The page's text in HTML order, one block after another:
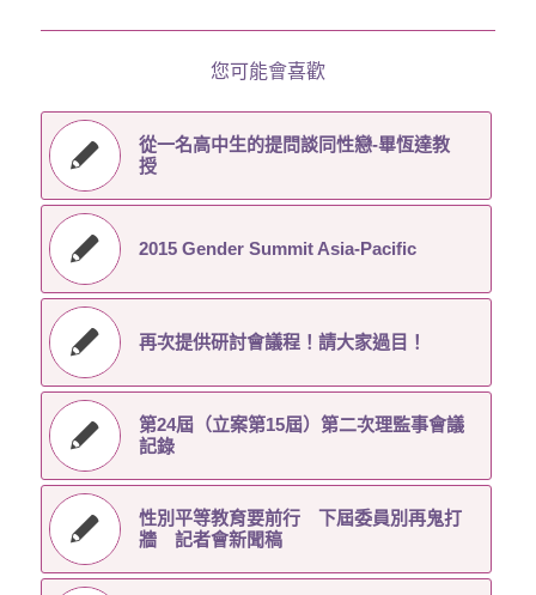
您可能會喜歡
從一名高中生的提問談同性戀-畢恆達教
授
2015 Gender Summit Asia-Pacific
再次提供研討會議程！請大家過目！
第24屆（立案第15屆）第二次理監事會議
記錄
性別平等教育要前行 下屆委員別再鬼打
牆 記者會新聞稿